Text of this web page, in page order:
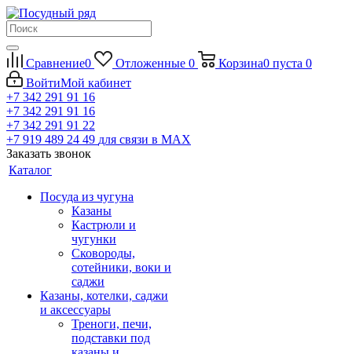
Сравнение0 Отложенные 0 Корзина0 пуста 0
ВойтиМой кабинет
+7 342 291 91 16
+7 342 291 91 16
+7 342 291 91 22
+7 919 489 24 49 для связи в МАХ
Заказать звонок
Каталог
Посуда из чугуна
Казаны
Кастрюли и
чугунки
Сковороды,
сотейники, воки и
саджи
Казаны, котелки, саджи
и аксессуары
Треноги, печи,
подставки под